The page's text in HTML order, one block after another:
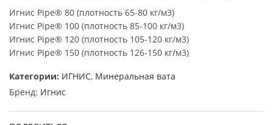
Игнис Pipe® 80 (плотность 65-80 кг/м3)
Игнис Pipe® 100 (плотность 85-100 кг/м3)
Игнис Pipe® 120 (плотность 105-120 кг/м3)
Игнис Pipe® 150 (плотность 126-150 кг/м3)
Категории: ИГНИС, Минеральная вата
Бренд: Игнис